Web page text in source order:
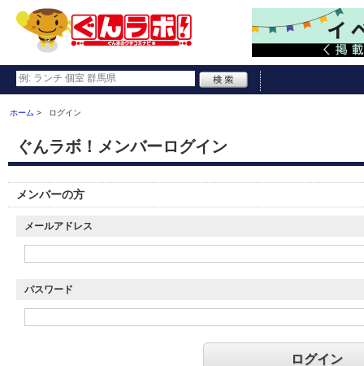
ホーム ログイン
ぐんラボ！メンバーログイン
メンバーの方
メールアドレス
パスワード